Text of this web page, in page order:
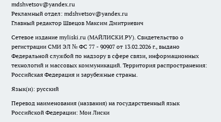
mdshvetsov@yandex.ru
Рекламный отдел: mdshvetsov@yandex.ru
Главный редактор Швецов Максим Дмитриевич
Сетевое издание myliski.ru (МАЙЛИСКИ.РУ). Свидетельство о
регистрации СМИ ЭЛ № ФС 77 - 90907 от 13.02.2026 г., выдано
Федеральной службой по надзору в сфере связи, информационных
технологий и массовых коммуникаций. Территория распространения:
Российская Федерация и зарубежные страны.
Язык(и): русский
Перевод наименования (названия) на государственный язык
Российской Федерации: Мои Лиски